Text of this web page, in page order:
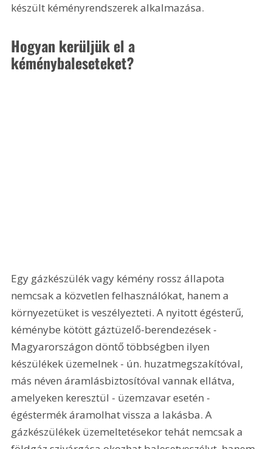
készült kéményrendszerek alkalmazása.
Hogyan kerüljük el a
kéménybaleseteket?
Egy gázkészülék vagy kémény rossz állapota
nemcsak a közvetlen felhasználókat, hanem a
környezetüket is veszélyezteti. A nyitott égésterű,
kéménybe kötött gáztüzelő-berendezések -
Magyarországon döntő többségben ilyen
készülékek üzemelnek - ún. huzatmegszakítóval,
más néven áramlásbiztosítóval vannak ellátva,
amelyeken keresztül - üzemzavar esetén -
égéstermék áramolhat vissza a lakásba. A
gázkészülékek üzemeltetésekor tehát nemcsak a